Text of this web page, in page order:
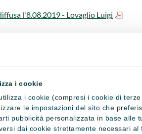
i cookie
i cookie (compresi i cookie di
le impostazioni del sito che
pubblicità personalizzata in base alle
dai cookie strettamente necessari
l'8.08.2019 - Lovaglio Luigi
il 02.03.2020 - Scrocchi
il 13.02.2019 - Garavaglia Angelo
il 23.11​.2018 - Pedranzini Giuliana​